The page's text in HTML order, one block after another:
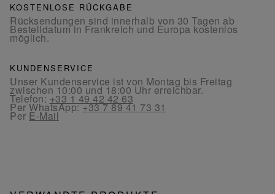
KOSTENLOSE RÜCKGABE
Rücksendungen sind innerhalb von 30 Tagen ab
Bestelldatum in Frankreich und Europa kostenlos
möglich.
KUNDENSERVICE
Unser Kundenservice ist von Montag bis Freitag
zwischen 10:00 und 18:00 Uhr erreichbar.
Telefon:+33 1 49 42 42 63
Per WhatsApp:+33 7 89 41 73 31
Per E-Mail